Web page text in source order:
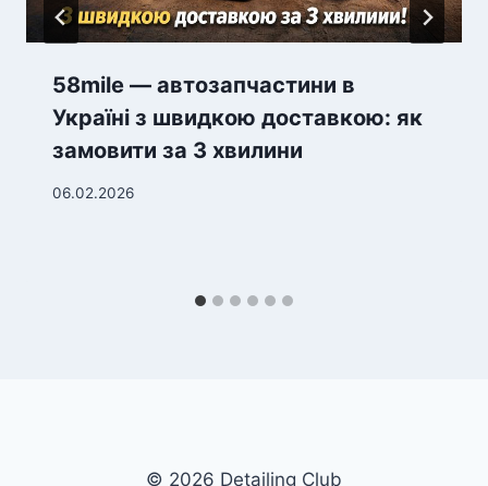
58mile — автозапчастини в
Україні з швидкою доставкою: як
замовити за 3 хвилини
06.02.2026
© 2026 Detailing Club